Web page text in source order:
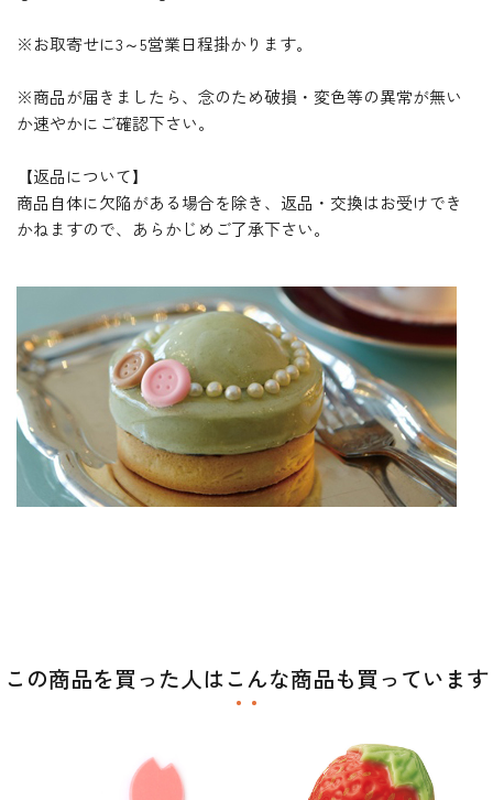
※お取寄せに3～5営業日程掛かります。
※商品が届きましたら、念のため破損・変色等の異常が無い
か速やかにご確認下さい。
【返品について】
商品自体に欠陥がある場合を除き、返品・交換はお受けでき
かねますので、あらかじめご了承下さい。
この商品を買った人はこんな商品も買っています